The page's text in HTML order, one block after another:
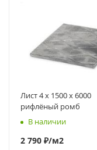
Лист 4 х 1500 х 6000
рифлёный ромб
В наличии
2 790 ₽/м2